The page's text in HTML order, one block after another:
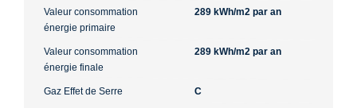
Valeur consommation
énergie primaire
289 kWh/m2 par an
Valeur consommation
énergie finale
289 kWh/m2 par an
Gaz Effet de Serre C